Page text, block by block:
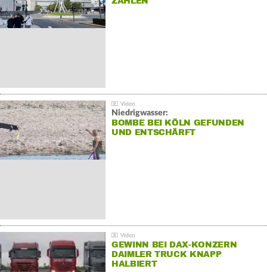
Niedrigwasser:
BOMBE BEI KÖLN GEFUNDEN
UND ENTSCHÄRFT
GEWINN BEI DAX-KONZERN
DAIMLER TRUCK KNAPP
HALBIERT